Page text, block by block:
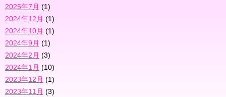
2025年7月 (1)
2024年12月 (1)
2024年10月 (1)
2024年9月 (1)
2024年2月 (3)
2024年1月 (10)
2023年12月 (1)
2023年11月 (3)